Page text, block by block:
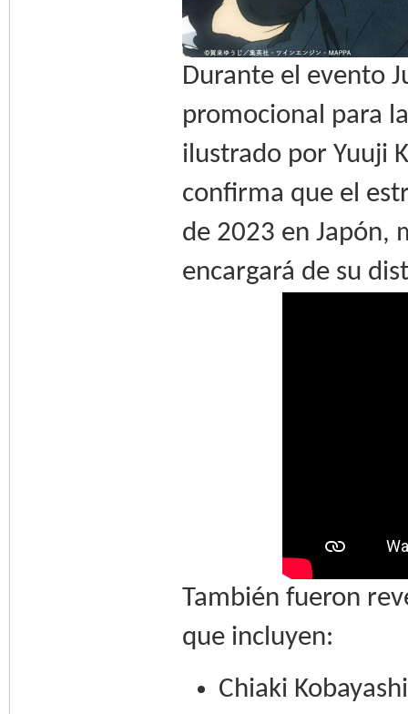
Durante el evento
promocional para
ilustrado por Yuuji
confirma que el
de 2023 en Japón,
encargará de su
También fueron
que incluyen:
Chiaki